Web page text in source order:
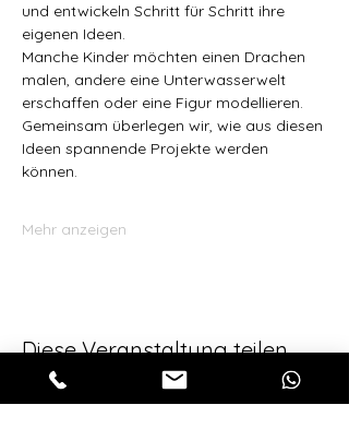
und entwickeln Schritt für Schritt ihre
eigenen Ideen.
Manche Kinder möchten einen Drachen
malen, andere eine Unterwasserwelt
erschaffen oder eine Figur modellieren.
Gemeinsam überlegen wir, wie aus diesen
Ideen spannende Projekte werden
können.
Mehr anzeigen
Diese Veranstaltung teilen